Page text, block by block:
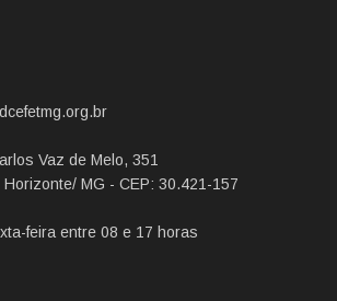
Vaz de Melo, 351
MG - CEP: 30.421-157
feira entre 08 e 17 horas